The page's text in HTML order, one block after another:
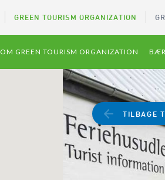
GREEN TOURISM ORGANIZATION
OM GREEN TOURISM ORGANIZATION
TILBAGE